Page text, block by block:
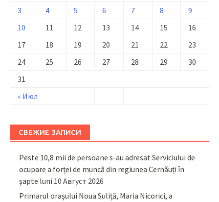
« Июл
3
4 5 6 7 8
9
10
11 12 13 14 15
16
17
18 19 20 21 22
23
24
25 26 27 28 29
30
31
СВЕЖИЕ ЗАПИСИ
Peste 10,8 mii de persoane s-au adresat Serviciului de
ocupare a forței de muncă din regiunea Cernăuți în
șapte luni 10 Август 2026
Primarul orașului Noua Suliță, Maria Nicorici, a